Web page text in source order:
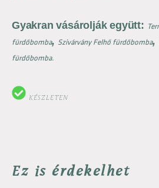
Gyakran vásárolják együtt:
fürdőbomba, Szivárvány Felhő fürdőbomba,
fürdőbomba.
KÉSZLETEN
Ez is érdekelhet